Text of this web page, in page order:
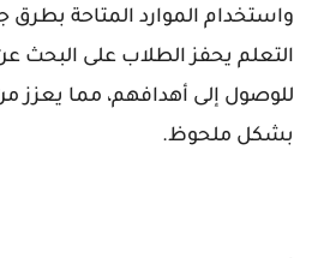
واستخدام الموارد المتاحة بطرق
التعلم يحفز الطلاب على البحث
للوصول إلى أهدافهم، مما يعزز
بشكل ملحوظ.